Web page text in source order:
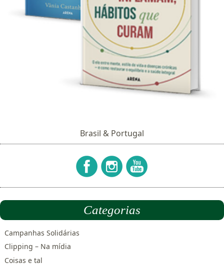
Brasil & Portugal
Categorias
Campanhas Solidárias
Clipping – Na mídia
Coisas e tal